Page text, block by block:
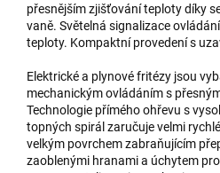
přesnějším zjišťování teploty díky
vaně. Světelná signalizace
teploty. Kompaktní provedení s
Elektrické a plynové fritézy jsou
mechanickým ovládáním s
Technologie přímého ohřevu s
topných spirál zaručuje velmi
velkým povrchem zabraňujícím
zaoblenými hranami a úchytem